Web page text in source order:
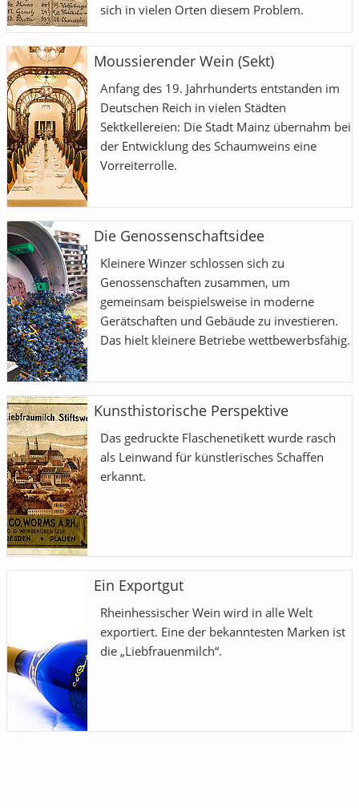
sich in vielen Orten diesem Problem.
Moussierender Wein (Sekt)
Anfang des 19. Jahrhunderts entstanden im
Deutschen Reich in vielen Städten
Sektkellereien: Die Stadt Mainz übernahm bei
der Entwicklung des Schaumweins eine
Vorreiterrolle.
Die Genossenschaftsidee
Kleinere Winzer schlossen sich zu
Genossenschaften zusammen, um
gemeinsam beispielsweise in moderne
Gerätschaften und Gebäude zu investieren.
Das hielt kleinere Betriebe wettbewerbsfähig.
Kunsthistorische Perspektive
Das gedruckte Flaschenetikett wurde rasch
als Leinwand für künstlerisches Schaffen
erkannt.
Ein Exportgut
Rheinhessischer Wein wird in alle Welt
exportiert. Eine der bekanntesten Marken ist
die „Liebfrauenmilch“.